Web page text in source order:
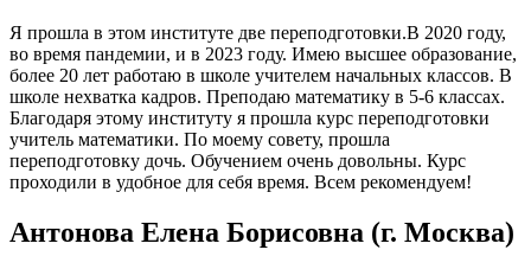
Я прошла в этом институте две переподготовки.В 2020 году,
во время пандемии, и в 2023 году. Имею высшее образование,
более 20 лет работаю в школе учителем начальных классов. В
школе нехватка кадров. Преподаю математику в 5-6 классах.
Благодаря этому институту я прошла курс переподготовки
учитель математики. По моему совету, прошла
переподготовку дочь. Обучением очень довольны. Курс
проходили в удобное для себя время. Всем рекомендуем!
Антонова Елена Борисовна (г. Москва)